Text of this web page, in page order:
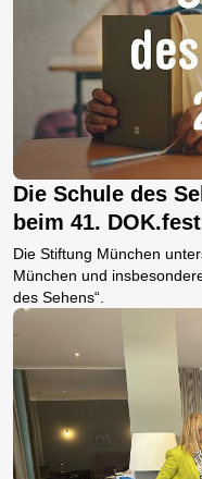
Die Schule des
beim 41.
Die Stiftung München
München und
des Sehens“.